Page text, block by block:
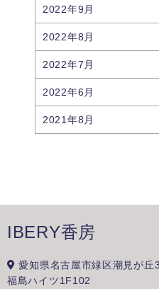
2022年9月
2022年8月
2022年7月
2022年6月
2021年8月
IBERY香房
愛知県名古屋市緑区潮見が丘
福島ハイツ1F102